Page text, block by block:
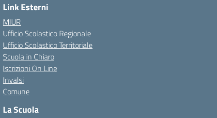
Link Esterni
MIUR
Ufficio Scolastico Regionale
Ufficio Scolastico Territoriale
Scuola in Chiaro
Iscrizioni On Line
Invalsi
Comune
La Scuola